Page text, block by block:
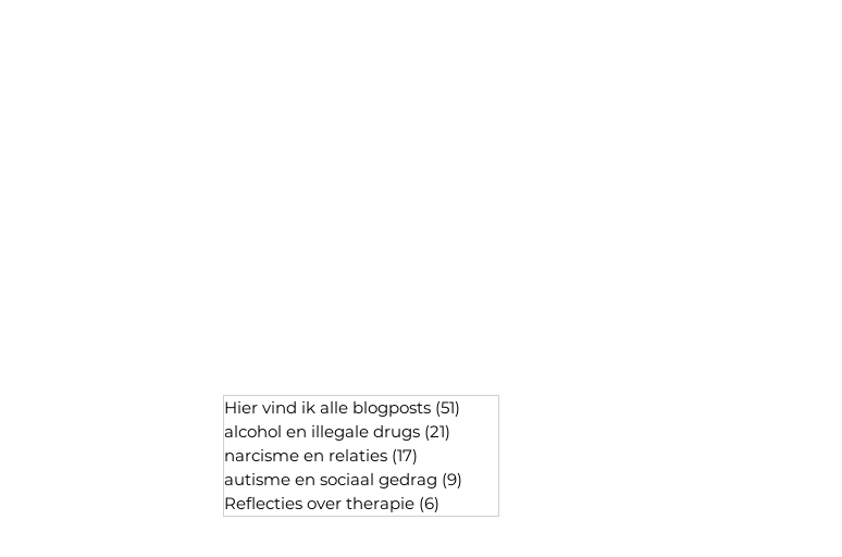
Hier vind ik alle blogposts (51)
alcohol en illegale drugs (21)
narcisme en relaties (17)
autisme en sociaal gedrag (9)
Reflecties over therapie (6)